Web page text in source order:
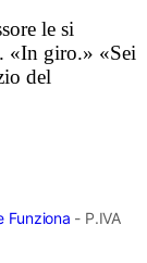
le si
«In giro.» «Sei
del
Funziona - P.IVA